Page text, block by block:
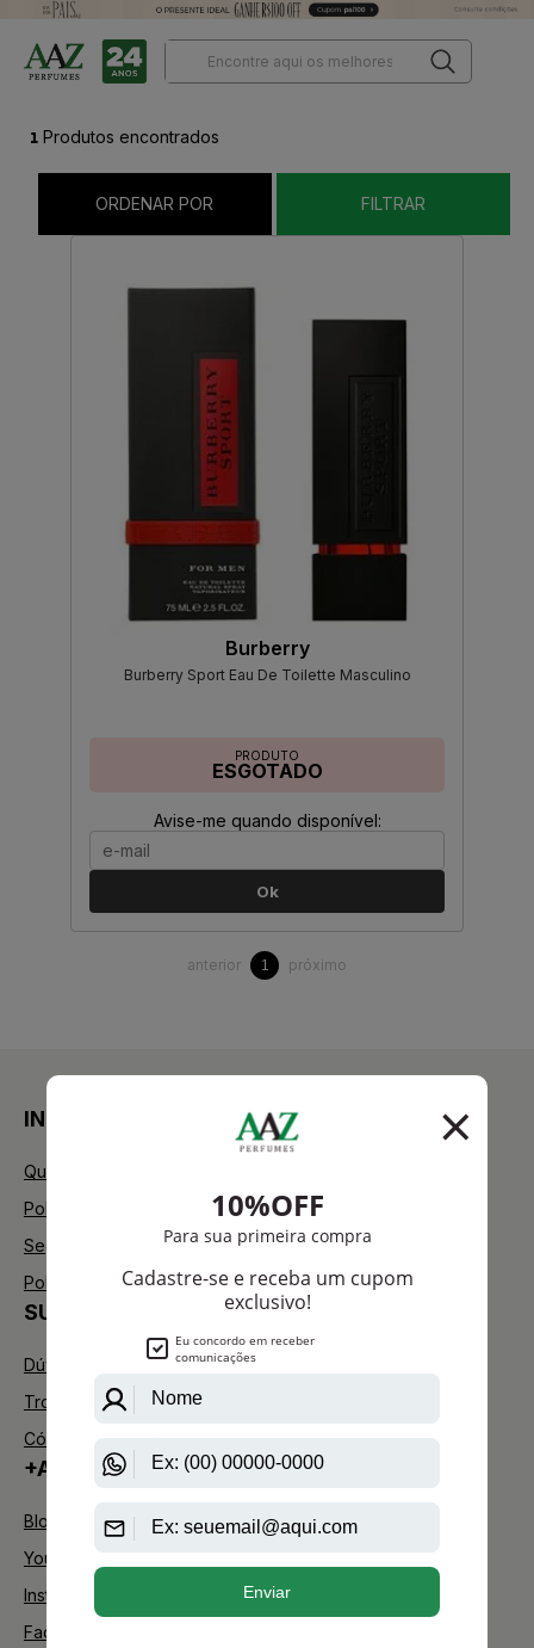
1 Produtos encontrados
ORDENAR POR FILTRAR
Burberry
Burberry Sport Eau De Toilette Masculino
PRODUTO
ESGOTADO
Avise-me quando disponível:
Ok
anterior 1 próximo
INSTITUCIONAL
Quem Somos
Política de Privacidade
Segurança
Política de Troca
SUPORTE
Dúvidas Frequentes
Trocas e Devoluções
Código de defesa do consumidor
+AAZ PERFUMES
Blog
Youtube
Instagram
Facebook